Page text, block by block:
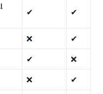
✔ ✔
❌ ✔
✔ ❌
❌ ✔